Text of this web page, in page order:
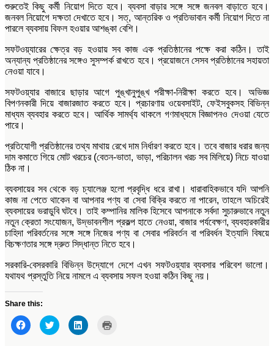
শুরুতেই কিছু কর্মী নিয়োগ দিতে হবে। ব্যবসা বাড়ার সঙ্গে সঙ্গে জনবল বাড়াতে হবে।
জনবল নিয়োগে দক্ষতা দেখাতে হবে। সত্, আন্তরিক ও প্রতিভাবান কর্মী নিয়োগ দিতে না
পারলে ব্যবসায় বিফল হওয়ার আশঙ্কা বেশি।
সফটওয়্যারের ক্ষেত্র বড় হওয়ায় সব কাজ এক প্রতিষ্ঠানের পক্ষে করা কঠিন। তাই
অন্যান্য প্রতিষ্ঠানের সঙ্গেও সুসম্পর্ক রাখতে হবে। প্রয়োজনে সেসব প্রতিষ্ঠানের সহায়তা
নেওয়া যাবে।
সফটওয়্যার বাজারে ছাড়ার আগে পুঙ্খানুপুঙ্খ পরীক্ষা-নিরীক্ষা করতে হবে। অভিজ্ঞ
বিপণনকারী দিয়ে বাজারজাত করতে হবে। প্রচারণায় ওয়েবসাইট, ফেইসবুকসহ বিভিন্ন
মাধ্যম ব্যবহার করতে হবে। আর্থিক সামর্থ্য থাকলে গণমাধ্যমে বিজ্ঞাপনও দেওয়া যেতে
পারে।
প্রতিযোগী প্রতিষ্ঠানের তথ্য মাথায় রেখে দাম নির্ধারণ করতে হবে। তবে বাজার ধরার জন্য
দাম কমাতে গিয়ে মোট খরচের (বেতন-ভাতা, ভাড়া, পরিচালন খরচ সব মিলিয়ে) নিচে যাওয়া
ঠিক না।
ব্যবসায়ের সব থেকে বড় চ্যালেঞ্জ হলো প্রবৃদ্ধি ধরে রাখা। ধারাবাহিকভাবে যদি আপনি
কাজ না পেতে থাকেন বা আপনার পণ্য বা সেবা বিক্রি করতে না পারেন, তাহলে অচিরেই
ব্যবসায়ের ভরাডুবি ঘটবে। তাই কম্পানির মালিক হিসেবে আপনাকে সর্বদা সুচারুভাবে নতুন
নতুন ক্রেতা সংযোজন, উদ্ভাবনশীল প্রকল্প হাতে নেওয়া, বাজার পর্যবেক্ষণ, ব্যবহারকারীর
চাহিদা পরিবর্তনের সঙ্গে সঙ্গে নিজের পণ্য বা সেবার পরিবর্তন বা পরিবর্ধন ইত্যাদি বিষয়ে
বিচক্ষণতার সঙ্গে দ্রুত সিদ্ধান্ত নিতে হবে।
সরকারি-বেসরকারি বিভিন্ন উদ্যোগে দেশে এখন সফটওয়্যার ব্যবসার পরিবেশ ভালো।
যথাযথ প্রস্তুতি নিয়ে নামলে এ ব্যবসায় সফল হওয়া কঠিন কিছু নয়।
Share this:
Click
to
share
Click
to
share
Click
to